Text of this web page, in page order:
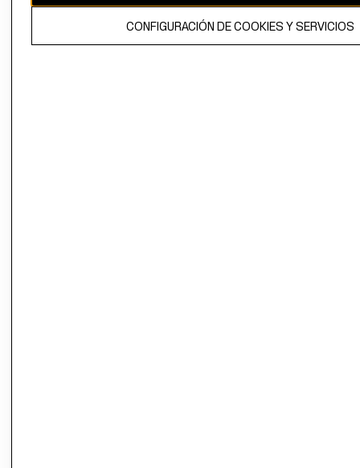
Uruguay ($U)
CONFIGURACIÓN DE COOKIES Y SERVICIOS